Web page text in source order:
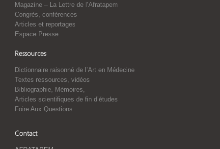
Magazine – La Lettre de l’Afratapem
Congrès, conférences
Articles et reportages
Espace Presse
Ressources
Dictionnaire raisonné de l’Art en Médecine
Textes ressources, vidéos
Bibliographie, Mémoires,
Articles scientifiques de fin d’études
Foire Aux Questions
Contact